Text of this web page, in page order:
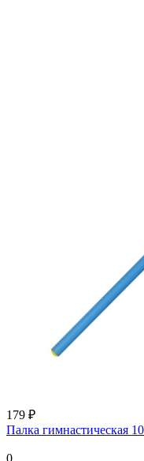
179 ₽
Палка гимнастическая
0